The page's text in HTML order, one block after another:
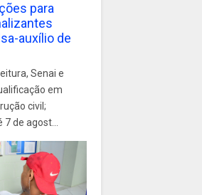
para
auxílio de
Senai e
em
civil;
de agost...